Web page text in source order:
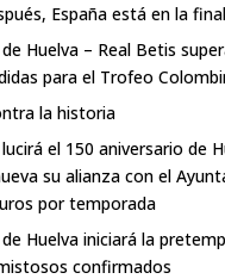
España está en la
Huelva – Real Betis
para el Trofeo
la historia
el 150 aniversario de
su alianza con el
por temporada
Huelva iniciará la
confirmados